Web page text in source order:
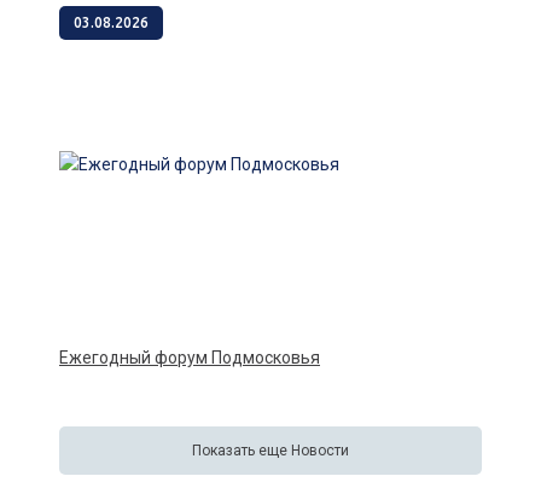
03.08.2026
Ежегодный форум Подмосковья
Показать еще Новости